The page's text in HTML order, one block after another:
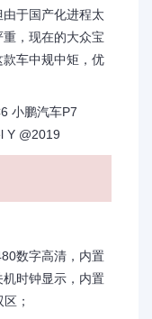
于国产化进程太
，现在的大众宝
车中规中矩，优
小鹏汽车P7
Y @2019
数字高清，内置
时钟显示，内置
；